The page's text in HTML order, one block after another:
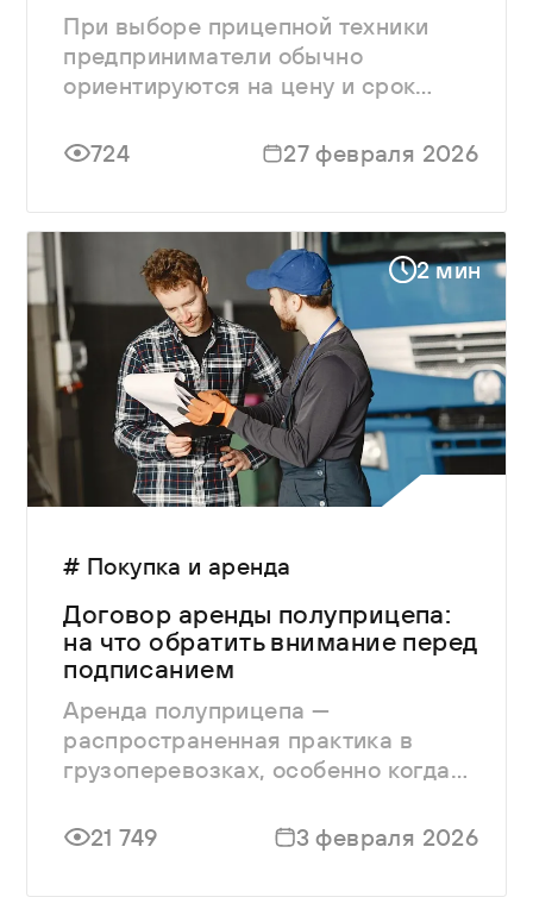
При выборе прицепной техники
предприниматели обычно
ориентируются на цену и срок
724
27 февраля 2026
2 мин
# Покупка и аренда
Договор аренды полуприцепа:
на что обратить внимание перед
подписанием
Аренда полуприцепа —
распространенная практика в
грузоперевозках, особенно когда
экономически нецелесообразна.
21 749 3 февраля 2026